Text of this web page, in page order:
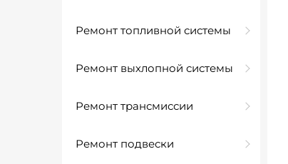
Ремонт топливной системы
Ремонт выхлопной системы
Ремонт трансмиссии
Ремонт подвески